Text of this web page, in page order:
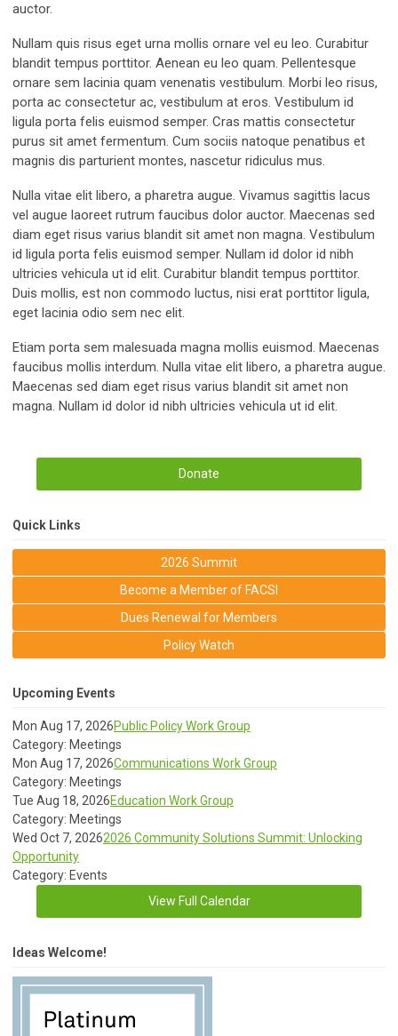
auctor.
Nullam quis risus eget urna mollis ornare vel eu leo. Curabitur
blandit tempus porttitor. Aenean eu leo quam. Pellentesque
ornare sem lacinia quam venenatis vestibulum. Morbi leo risus,
porta ac consectetur ac, vestibulum at eros. Vestibulum id
ligula porta felis euismod semper. Cras mattis consectetur
purus sit amet fermentum. Cum sociis natoque penatibus et
magnis dis parturient montes, nascetur ridiculus mus.
Nulla vitae elit libero, a pharetra augue. Vivamus sagittis lacus
vel augue laoreet rutrum faucibus dolor auctor. Maecenas sed
diam eget risus varius blandit sit amet non magna. Vestibulum
id ligula porta felis euismod semper. Nullam id dolor id nibh
ultricies vehicula ut id elit. Curabitur blandit tempus porttitor.
Duis mollis, est non commodo luctus, nisi erat porttitor ligula,
eget lacinia odio sem nec elit.
Etiam porta sem malesuada magna mollis euismod. Maecenas
faucibus mollis interdum. Nulla vitae elit libero, a pharetra augue.
Maecenas sed diam eget risus varius blandit sit amet non
magna. Nullam id dolor id nibh ultricies vehicula ut id elit.
Donate
Quick Links
2026 Summit
Become a Member of FACSI
Dues Renewal for Members
Policy Watch
Upcoming Events
Mon Aug 17, 2026Public Policy Work Group
Category: Meetings
Mon Aug 17, 2026Communications Work Group
Category: Meetings
Tue Aug 18, 2026Education Work Group
Category: Meetings
Wed Oct 7, 20262026 Community Solutions Summit: Unlocking
Opportunity
Category: Events
View Full Calendar
Ideas Welcome!